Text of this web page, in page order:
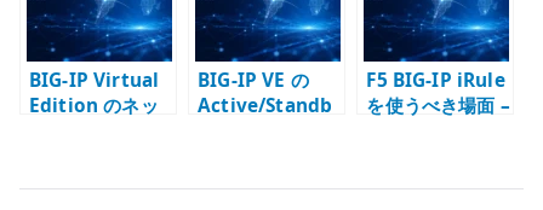
BIG-IP Virtual
Edition のネッ
Route を構成す
BIG-IP VE の
Active/Standb
Failover、
F5 BIG-IP iRule
を使うべき場面 –
考える